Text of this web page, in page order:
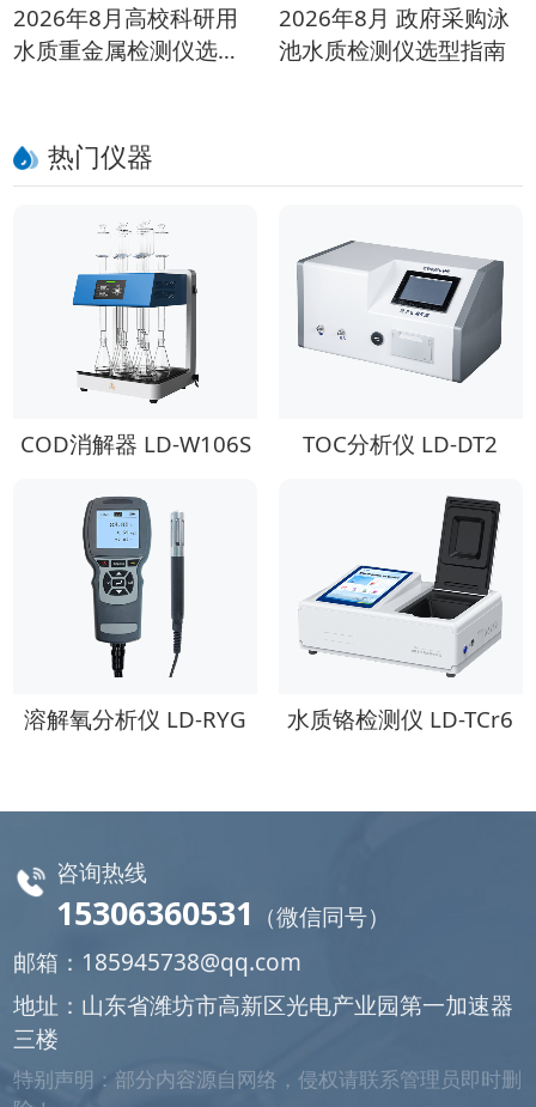
2026年8月高校科研用
水质重金属检测仪选购
2026年8月 政府采购泳
池水质检测仪选型指南
热门仪器
COD消解器 LD-W106S TOC分析仪 LD-DT2
溶解氧分析仪 LD-RYG 水质铬检测仪 LD-TCr6
咨询热线
15306360531
（微信同号）
邮箱： 185945738@qq.com
地址：山东省潍坊市高新区光电产业园第一加速器
三楼
特别声明：部分内容源自网络，侵权请联系管理员即时删